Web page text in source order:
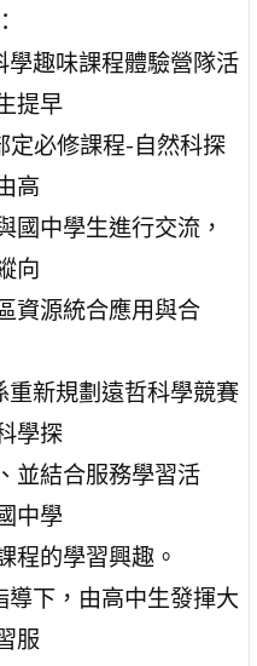
學趣味課程體驗營隊活
提早
定必修課程-自然科探
高
國中學生進行交流，
向
資源統合應用與合
重新規劃遠哲科學競賽
學探
並結合服務學習活
中學
程的學習興趣。
導下，由高中生發揮大
服